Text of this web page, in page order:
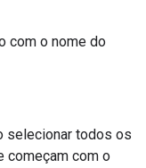
com o nome do
selecionar todos os
começam com o